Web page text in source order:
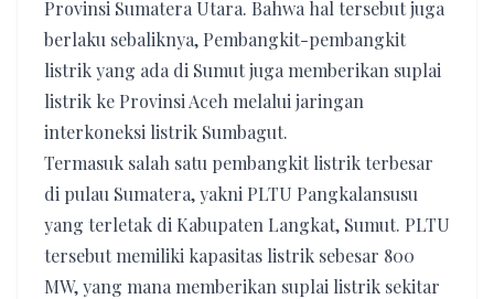
Provinsi Sumatera Utara. Bahwa hal tersebut juga
berlaku sebaliknya, Pembangkit-pembangkit
listrik yang ada di Sumut juga memberikan suplai
listrik ke Provinsi Aceh melalui jaringan
interkoneksi listrik Sumbagut.
Termasuk salah satu pembangkit listrik terbesar
di pulau Sumatera, yakni PLTU Pangkalansusu
yang terletak di Kabupaten Langkat, Sumut. PLTU
tersebut memiliki kapasitas listrik sebesar 800
MW, yang mana memberikan suplai listrik sekitar